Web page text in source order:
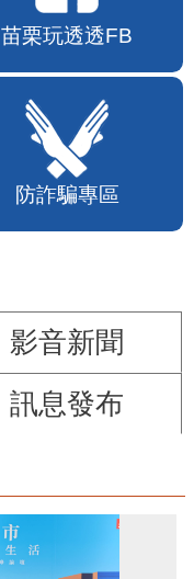
苗栗玩透透FB
防詐騙專區
影音新聞
訊息發布